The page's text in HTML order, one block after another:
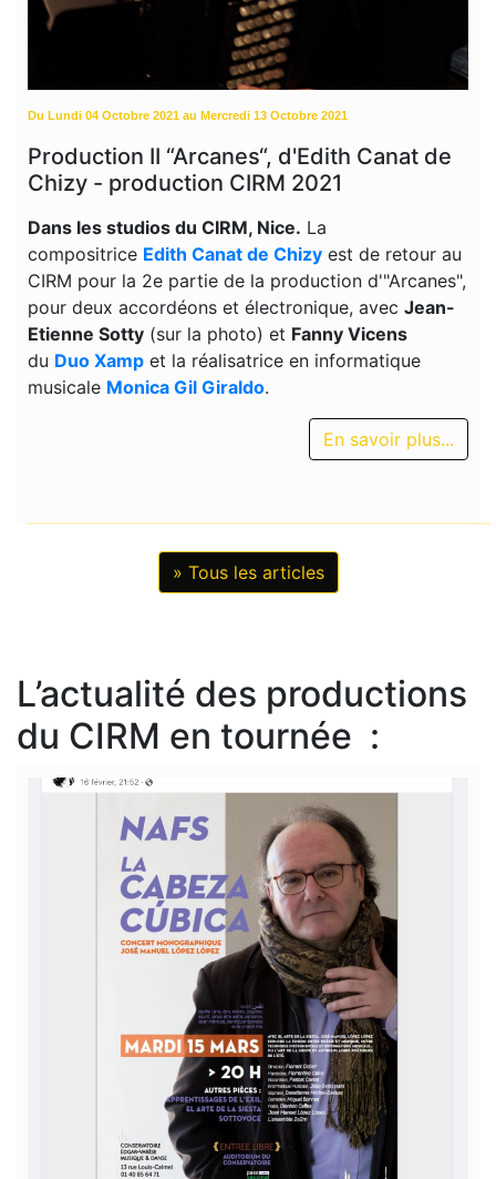
Du Lundi 04 Octobre 2021 au Mercredi 13 Octobre 2021
Production II “Arcanes“, d'Edith Canat de
Chizy - production CIRM 2021
Dans les studios du CIRM, Nice. La
compositrice Edith Canat de Chizy est de retour au
CIRM pour la 2e partie de la production d'"Arcanes",
pour deux accordéons et électronique, avec Jean-
Etienne Sotty (sur la photo) et Fanny Vicens
du Duo Xamp et la réalisatrice en informatique
musicale Monica Gil Giraldo.
En savoir plus...
» Tous les articles
L’actualité des productions
du CIRM en tournée :